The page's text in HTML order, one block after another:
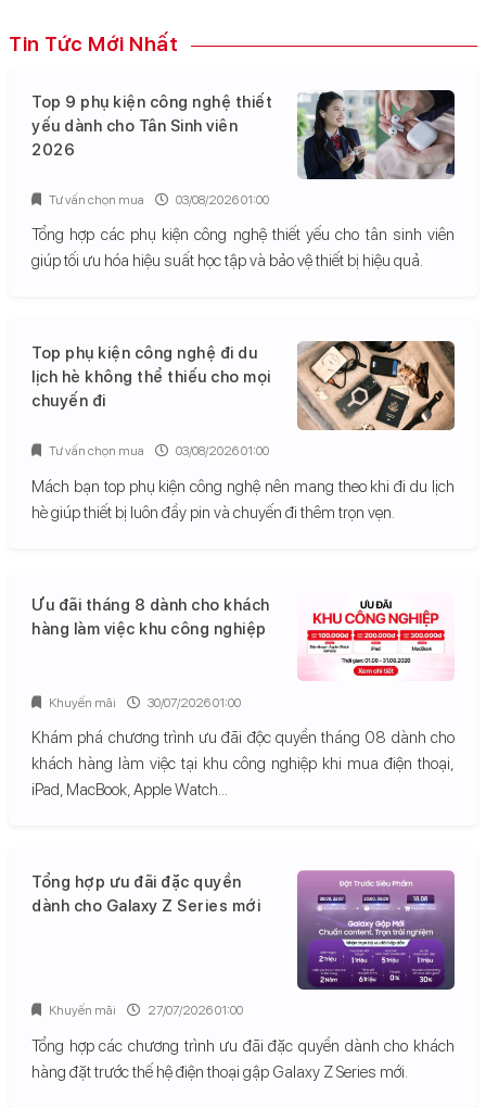
Tin Tức Mới Nhất
Top 9 phụ kiện công nghệ thiết
yếu dành cho Tân Sinh viên
2026
Tổng hợp các phụ kiện công nghệ thiết yếu cho tân sinh viên
giúp tối ưu hóa hiệu suất học tập và bảo vệ thiết bị hiệu quả.
Tư vấn chọn mua 03/08/2026 01:00
Top phụ kiện công nghệ đi du
lịch hè không thể thiếu cho mọi
chuyến đi
Mách bạn top phụ kiện công nghệ nên mang theo khi đi du lịch
hè giúp thiết bị luôn đầy pin và chuyến đi thêm trọn vẹn.
Tư vấn chọn mua 03/08/2026 01:00
Ưu đãi tháng 8 dành cho khách
hàng làm việc khu công nghiệp
Khám phá chương trình ưu đãi độc quyền tháng 08 dành cho
khách hàng làm việc tại khu công nghiệp khi mua điện thoại,
iPad, MacBook, Apple Watch...
Khuyến mãi 30/07/2026 01:00
Tổng hợp ưu đãi đặc quyền
dành cho Galaxy Z Series mới
Tổng hợp các chương trình ưu đãi đặc quyền dành cho khách
hàng đặt trước thế hệ điện thoại gập Galaxy Z Series mới.
Khuyến mãi 27/07/2026 01:00